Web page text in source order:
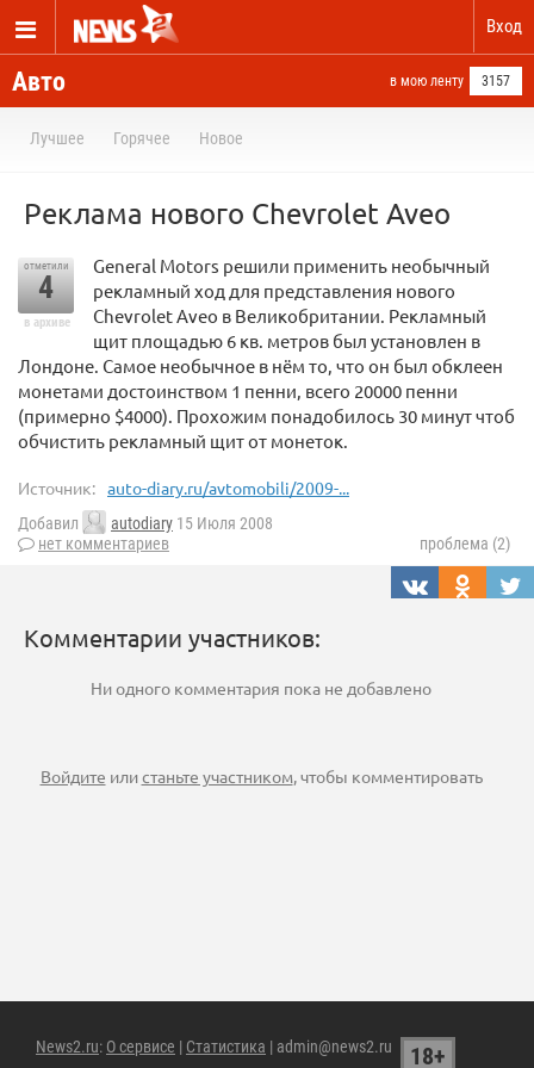
Вход
Авто в мою ленту 3157
Лучшее Горячее Новое
Реклама нового Chevrolet Aveo
отметили
4
в архиве
General Motors решили применить необычный
рекламный ход для представления нового
Chevrolet Aveo в Великобритании. Рекламный
щит площадью 6 кв. метров был установлен в
Лондоне. Самое необычное в нём то, что он был обклеен
монетами достоинством 1 пенни, всего 20000 пенни
(примерно $4000). Прохожим понадобилось 30 минут чтоб
обчистить рекламный щит от монеток.
Источник: auto-diary.ru/avtomobili/2009-...
Добавил autodiary 15 Июля 2008
нет комментариев
проблема (2)
Комментарии участников:
Ни одного комментария пока не добавлено
Войдите илистаньте участником, чтобы комментировать
News2.ru: О сервисе | Статистика | admin@news2.ru 18+